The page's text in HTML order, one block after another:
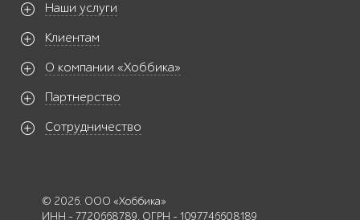
Наши услуги
Клиентам
О компании «Хоббика»
Партнерство
Сотрудничество
© 2026. ООО «Хоббика»
ИНН - 7720668789, ОГРН - 1097746608189